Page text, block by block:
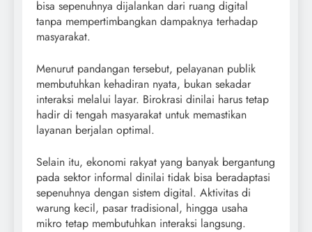
bisa sepenuhnya dijalankan dari ruang digital
tanpa mempertimbangkan dampaknya terhadap
masyarakat.
Menurut pandangan tersebut, pelayanan publik
membutuhkan kehadiran nyata, bukan sekadar
interaksi melalui layar. Birokrasi dinilai harus tetap
hadir di tengah masyarakat untuk memastikan
layanan berjalan optimal.
Selain itu, ekonomi rakyat yang banyak bergantung
pada sektor informal dinilai tidak bisa beradaptasi
sepenuhnya dengan sistem digital. Aktivitas di
warung kecil, pasar tradisional, hingga usaha
mikro tetap membutuhkan interaksi langsung.